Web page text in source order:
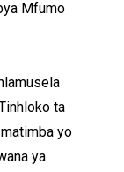
Mfumo
ta
yo
ya